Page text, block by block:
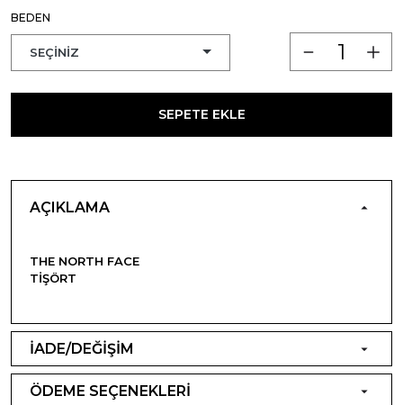
BEDEN
SEPETE EKLE
AÇIKLAMA
THE NORTH FACE
TIŞÖRT
İADE/DEĞİŞİM
ÖDEME SEÇENEKLERİ